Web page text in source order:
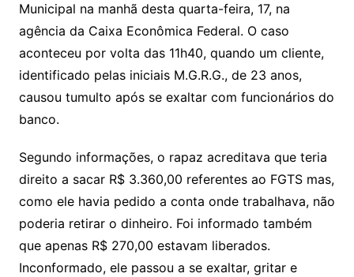
Municipal na manhã desta quarta-feira, 17, na
agência da Caixa Econômica Federal. O caso
aconteceu por volta das 11h40, quando um cliente,
identificado pelas iniciais M.G.R.G., de 23 anos,
causou tumulto após se exaltar com funcionários do
banco.
Segundo informações, o rapaz acreditava que teria
direito a sacar R$ 3.360,00 referentes ao FGTS mas,
como ele havia pedido a conta onde trabalhava, não
poderia retirar o dinheiro. Foi informado também
que apenas R$ 270,00 estavam liberados.
Inconformado, ele passou a se exaltar, gritar e